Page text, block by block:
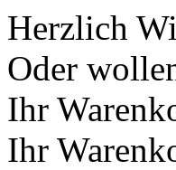
Herzlich
Oder
Ihr
Ihr